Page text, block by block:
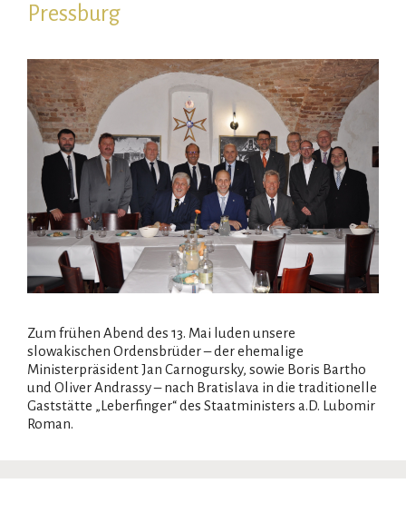
Pressburg
Zum frühen Abend des 13. Mai luden unsere
slowakischen Ordensbrüder – der ehemalige
Ministerpräsident Jan Carnogursky, sowie Boris Bartho
und Oliver Andrassy – nach Bratislava in die traditionelle
Gaststätte „Leberfinger“ des Staatministers a.D. Lubomir
Roman.